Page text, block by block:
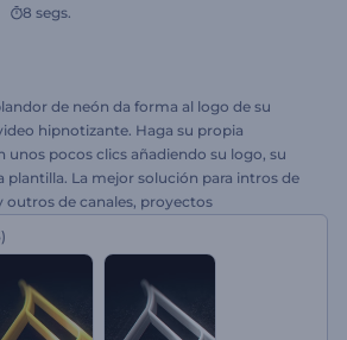
8 segs.
de neón da forma al logo de su
hipnotizante. Haga su propia
unos pocos clics añadiendo su logo, su
plantilla. La mejor solución para intros de
outros de canales, proyectos
hoy mismo.